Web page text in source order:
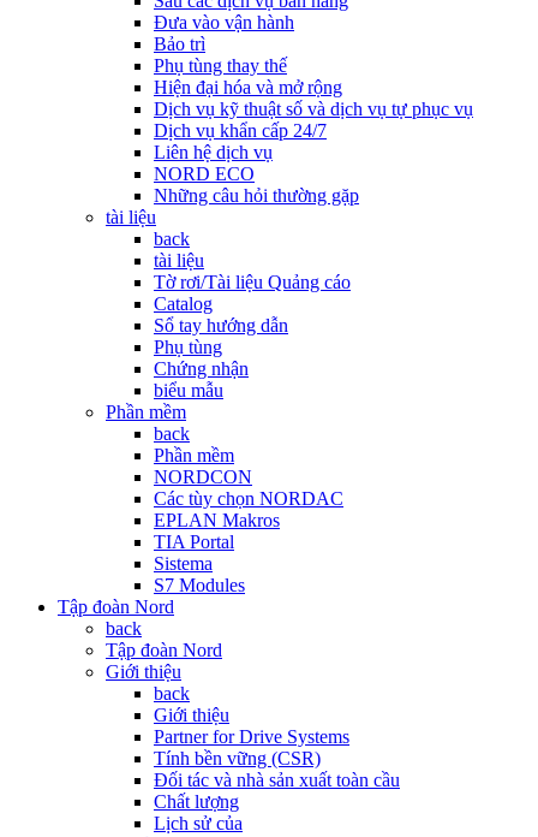
Đưa vào vận hành
Bảo trì
Phụ tùng thay thế
Hiện đại hóa và mở rộng
Dịch vụ kỹ thuật số và dịch vụ tự phục vụ
Dịch vụ khẩn cấp 24/7
Liên hệ dịch vụ
NORD ECO
Những câu hỏi thường gặp
tài liệu
back
tài liệu
Tờ rơi/Tài liệu Quảng cáo
Catalog
Sổ tay hướng dẫn
Phụ tùng
Chứng nhận
biểu mẫu
Phần mềm
back
Phần mềm
NORDCON
Các tùy chọn NORDAC
EPLAN Makros
TIA Portal
Sistema
S7 Modules
Tập đoàn Nord
back
Tập đoàn Nord
Giới thiệu
back
Giới thiệu
Partner for Drive Systems
Tính bền vững (CSR)
Đối tác và nhà sản xuất toàn cầu
Chất lượng
Lịch sử của